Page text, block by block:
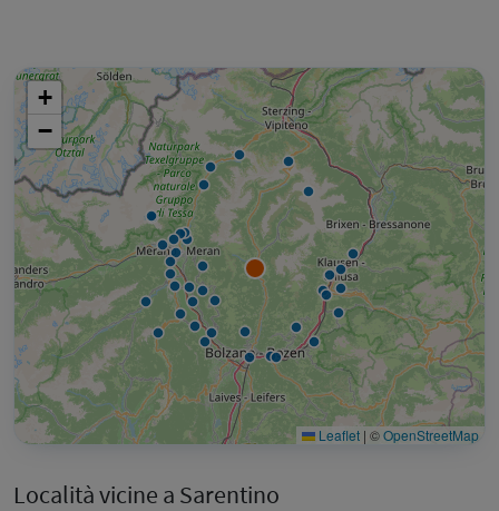
+
−
Leaflet | ©OpenStreetMap
Località vicine a Sarentino